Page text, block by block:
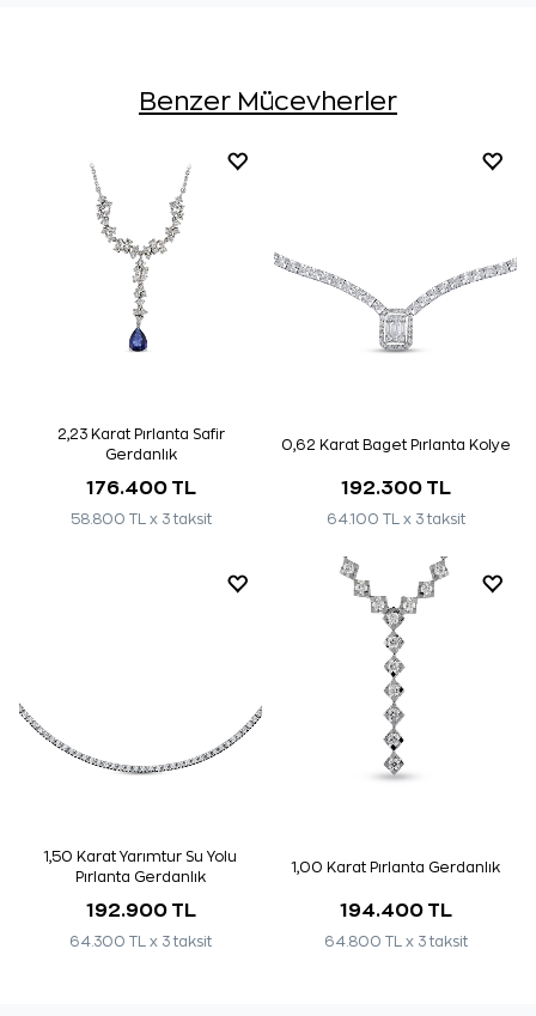
Benzer Mücevherler
2,23 Karat Pırlanta Safir
Gerdanlık
176.400 TL
58.800 TL x 3 taksit
0,62 Karat Baget Pırlanta Kolye
192.300 TL
64.100 TL x 3 taksit
1,50 Karat Yarımtur Su Yolu
Pırlanta Gerdanlık
192.900 TL
64.300 TL x 3 taksit
1,00 Karat Pırlanta Gerdanlık
194.400 TL
64.800 TL x 3 taksit